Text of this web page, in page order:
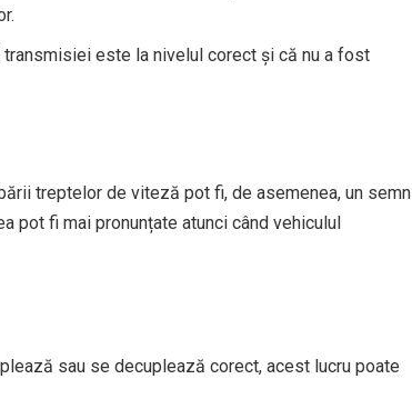
este la nivelul corect și că nu a fost
treptelor de viteză pot fi, de asemenea, un semn
pot fi mai pronunțate atunci când vehiculul
sau se decuplează corect, acest lucru poate